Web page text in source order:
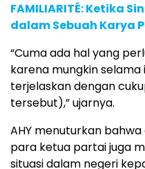
FAMILIARITÉ: Ketika
dalam Sebuah Karya
“Cuma ada hal yang
karena mungkin selama
terjelaskan dengan
tersebut),” ujarnya.
AHY menuturkan
para ketua partai juga
situasi dalam negeri